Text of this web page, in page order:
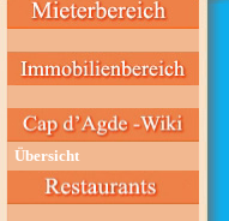
Übersicht